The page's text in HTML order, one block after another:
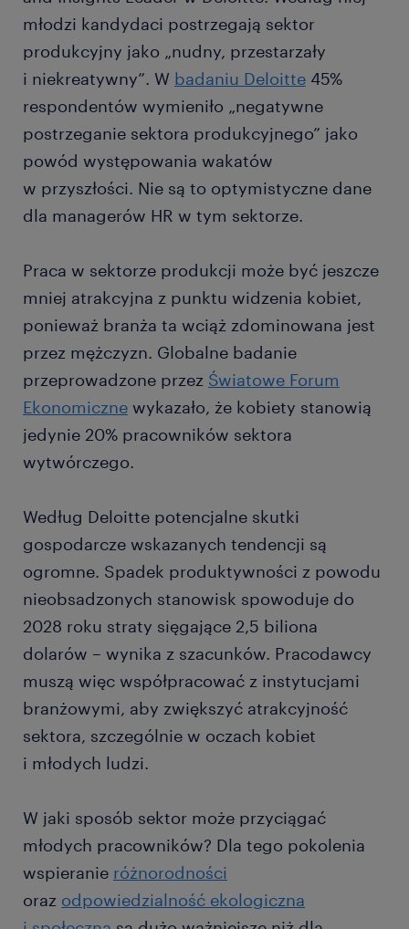
młodzi kandydaci postrzegają sektor
produkcyjny jako „nudny, przestarzały
i niekreatywny”. W badaniu Deloitte 45%
respondentów wymieniło „negatywne
postrzeganie sektora produkcyjnego” jako
powód występowania wakatów
w przyszłości. Nie są to optymistyczne dane
dla managerów HR w tym sektorze.
Praca w sektorze produkcji może być jeszcze
mniej atrakcyjna z punktu widzenia kobiet,
ponieważ branża ta wciąż zdominowana jest
przez mężczyzn. Globalne badanie
przeprowadzone przez Światowe Forum
Ekonomiczne wykazało, że kobiety stanowią
jedynie 20% pracowników sektora
wytwórczego.
Według Deloitte potencjalne skutki
gospodarcze wskazanych tendencji są
ogromne. Spadek produktywności z powodu
nieobsadzonych stanowisk spowoduje do
2028 roku straty sięgające 2,5 biliona
dolarów – wynika z szacunków. Pracodawcy
muszą więc współpracować z instytucjami
branżowymi, aby zwiększyć atrakcyjność
sektora, szczególnie w oczach kobiet
i młodych ludzi.
W jaki sposób sektor może przyciągać
młodych pracowników? Dla tego pokolenia
wspieranie różnorodności
oraz odpowiedzialność ekologiczna